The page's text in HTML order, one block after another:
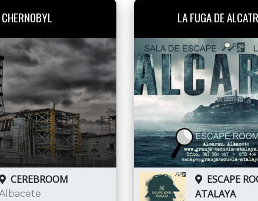
CHERNOBYL
CEREBROOM
LA FUGA DE
ESCAPE
ATALAYA